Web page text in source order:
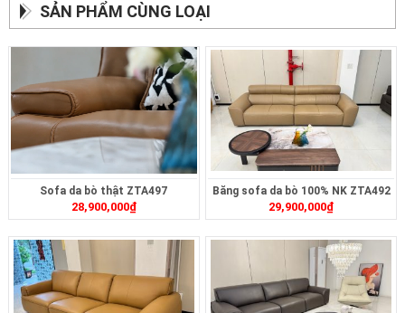
SẢN PHẨM CÙNG LOẠI
Sofa da bò thật ZTA497
28,900,000₫
Băng sofa da bò 100% NK ZTA492
29,900,000₫